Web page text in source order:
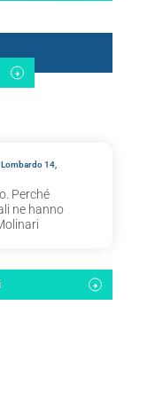
14,
Perché
ne hanno